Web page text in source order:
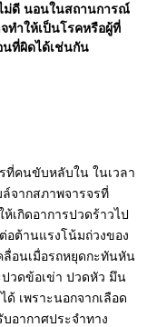
ม่ดี นอนในสถานการณ์
ทำให้เป็นโรคหรือผู้ที่
นที่ผิดได้เช่นกัน
ที่คนขับหลับใน ในเวลา
จากสภาพจารจรที่
เกิดอาการปวดร้าวไป
อต้านแรงโน้มถ่วงของ
ลื่อนเมื่อรถหยุดกะทันหัน
วดข้อเข่า ปวดหัว มึน
เพราะนอกจากเลือด
อากาศประจำทาง